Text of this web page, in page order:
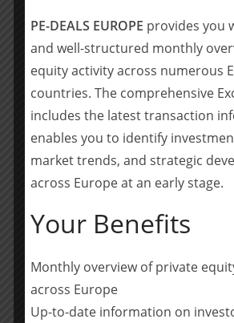
Team aus Transaktionsspezialisten
und Tax Due Diligence unterstützt
den kommerziellen sowie
umfassend beraten.
Team Ebner Stolz: Dr. Nils Mengen,
Partner, Financial Due Diligence),
(Projektverantwortlicher Partner, Tax
Fabio Ferrara (Projektleitung, Tax Due
Teilen mit:
PE-DEALS EUROPE provides you
and well-structured monthly
equity activity across numerous
countries. The comprehensive
includes the latest transaction
enables you to identify
market trends, and strategic
across Europe at an early stage.
Your Benefits
Monthly overview of private
across Europe
Up-to-date information on